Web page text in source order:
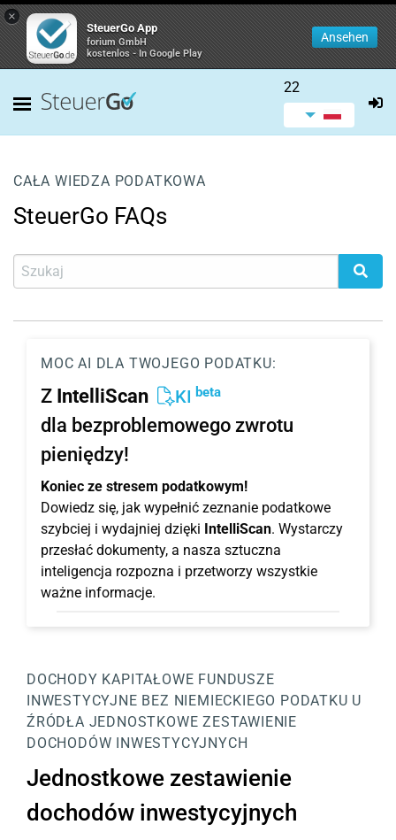
×
SteuerGo App
forium GmbH
kostenlos - In Google Play
Ansehen
22
CAŁA WIEDZA PODATKOWA
SteuerGo FAQs
MOC AI DLA TWOJEGO PODATKU:
Z IntelliScan KI beta
dla bezproblemowego zwrotu
pieniędzy!
Koniec ze stresem podatkowym!
Dowiedz się, jak wypełnić zeznanie podatkowe
szybciej i wydajniej dzięki IntelliScan. Wystarczy
przesłać dokumenty, a nasza sztuczna
inteligencja rozpozna i przetworzy wszystkie
ważne informacje.
DOCHODY KAPITAŁOWE FUNDUSZE
INWESTYCYJNE BEZ NIEMIECKIEGO PODATKU U
ŹRÓDŁA JEDNOSTKOWE ZESTAWIENIE
DOCHODÓW INWESTYCYJNYCH
Jednostkowe zestawienie
dochodów inwestycyjnych